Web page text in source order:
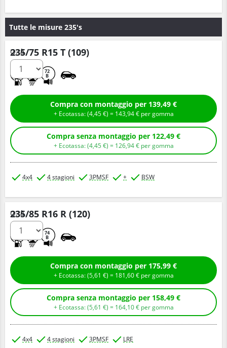
Tutte le misure 235's
235/75 R15 T (109)
72
B
Q.tà
Compra con montaggio per 139,49 €
+ Ecotassa: (4,45€ ) = 143,94€ per gomma
Compra senza montaggio per 122,49 €
+ Ecotassa: (4,45€ ) = 126,94€ per gomma
4x4 4 stagioni 3PMSF + BSW
235/85 R16 R (120)
74
B
Q.tà
Compra con montaggio per 175,99 €
+ Ecotassa: (5,61 € ) = 181,60€ per gomma
Compra senza montaggio per 158,49 €
+ Ecotassa: (5,61 € ) = 164,10€ per gomma
4x4 4 stagioni 3PMSF LRE